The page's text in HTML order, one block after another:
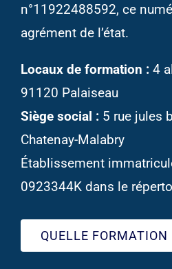
n°11922488592, ce
agrément de l’état.
Locaux de formation :4
91120 Palaiseau
Siège social :5 rue jules
Chatenay-Malabry
Établissement
0923344K dans le
QUELLE FORMATION